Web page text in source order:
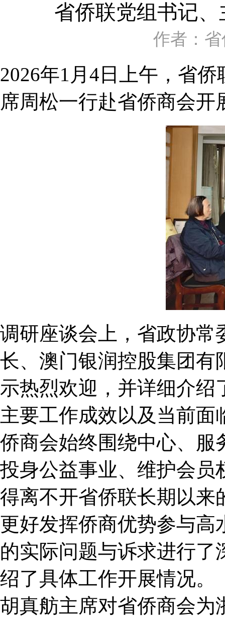
省侨联党组书记
作者：
2026年1月4日上午，省
席周松一行赴省侨商会
调研座谈会上，省政协常
长、澳门银润控股集团有
示热烈欢迎，并详细介绍
主要工作成效以及当前
侨商会始终围绕中心、服
投身公益事业、维护会员
得离不开省侨联长期以来
更好发挥侨商优势参与高
的实际问题与诉求进行
绍了具体工作开展情况。
胡真舫主席对省侨商会为